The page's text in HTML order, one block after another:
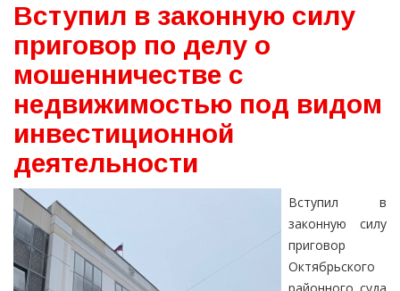
Вступил в законную силу
приговор по делу о
мошенничестве с
недвижимостью под видом
инвестиционной
деятельности
Вступил в
законную силу
приговор
Октябрьского